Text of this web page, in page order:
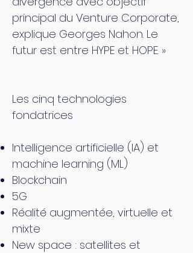
principal du Venture Corporate,
explique Georges Nahon. Le
futur est entre HYPE et HOPE. »
Les cinq technologies
fondatrices
Intelligence artificielle (IA) et
machine learning (ML)
Blockchain
5G
Réalité augmentée, virtuelle et
mixte
New space : satellites et